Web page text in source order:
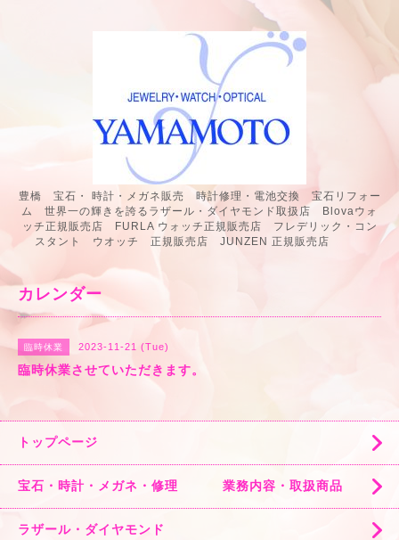
豊橋 宝石・ 時計・メガネ販売 時計修理・電池交換 宝石リフォー
ム 世界一の輝きを誇るラザール・ダイヤモンド取扱店 Blovaウォ
ッチ正規販売店 FURLA ウォッチ正規販売店 フレデリック・コン
スタント ウオッチ 正規販売店 JUNZEN 正規販売店
カレンダー
臨時休業 2023-11-21 (Tue)
臨時休業させていただきます。
トップページ
宝石・時計・メガネ・修理 業務内容・取扱商品
ラザール・ダイヤモンド